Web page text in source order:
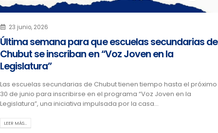
23 junio, 2026
Última semana para que escuelas secundarias de
Chubut se inscriban en “Voz Joven en la
Legislatura”
Las escuelas secundarias de Chubut tienen tiempo hasta el próximo
30 de junio para inscribirse en el programa “Voz Joven en la
Legislatura”, una iniciativa impulsada por la casa...
LEER MÁS…